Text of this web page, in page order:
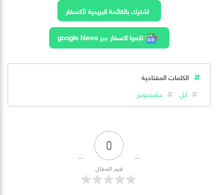
اشترك بالقائمة البريدية لأكسفار
تابعوا اكسفار عبر google News
الكلمات المفتاحية
آبل
سامسونج
0
قيم المقال